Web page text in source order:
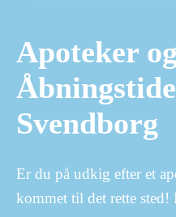
Apoteker og
Svendborg
Er du på udkig efter et
kommet til det rette sted!